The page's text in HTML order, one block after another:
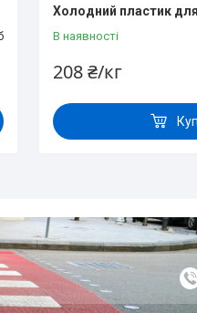
Холодний пластик
В наявності
208 ₴/кг